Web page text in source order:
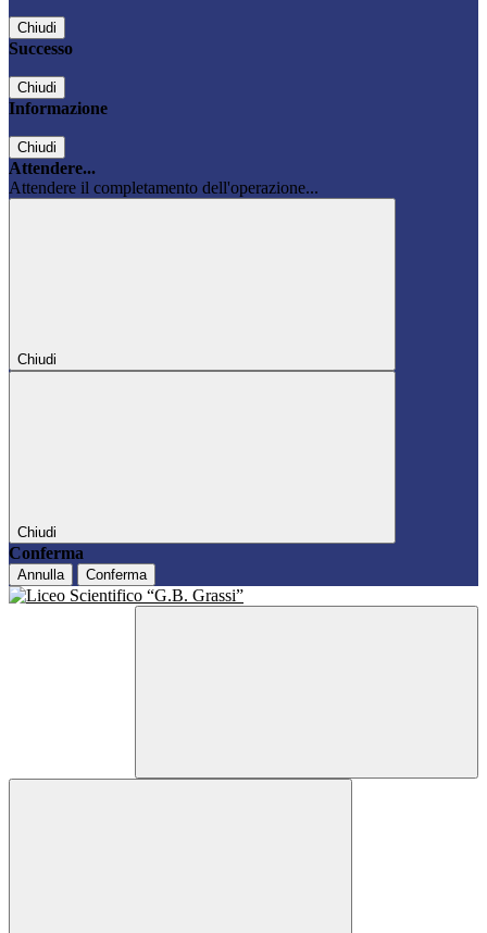
Chiudi
Successo
Chiudi
Informazione
Chiudi
Attendere...
Attendere il completamento dell'operazione...
Chiudi
Chiudi
Conferma
Annulla Conferma